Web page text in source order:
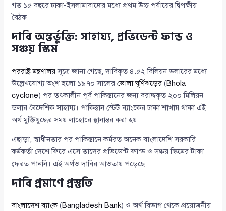
গত ১৫ বছরে ঢাকা-ইসলামাবাদের মধ্যে প্রথম উচ্চ পর্যায়ের দ্বিপক্ষীয়
বৈঠক।
দাবি অন্তর্ভুক্তি: সাহায্য, প্রভিডেন্ট ফান্ড ও
সঞ্চয় স্কিম
পররাষ্ট্র মন্ত্রণালয়সূত্রে জানা গেছে, দাবিকৃত ৪.৫২ বিলিয়ন ডলারের মধ্যে
উল্লেখযোগ্য অংশ হলো ১৯৭০ সালেরভোলা ঘূর্ণিঝড়ের (Bhola
cyclone) পর তৎকালীন পূর্ব পাকিস্তানের জন্য বরাদ্দকৃত ২০০ মিলিয়ন
ডলার বৈদেশিক সাহায্য। পাকিস্তান স্টেট ব্যাংকের ঢাকা শাখায় থাকা এই
অর্থ মুক্তিযুদ্ধের সময় লাহোরে স্থানান্তর করা হয়।
এছাড়া, স্বাধীনতার পর পাকিস্তানে কর্মরত অনেক বাংলাদেশি সরকারি
কর্মকর্তা দেশে ফিরে এসে তাদের প্রভিডেন্ট ফান্ড ও সঞ্চয় স্কিমের টাকা
ফেরত পাননি। এই অর্থও দাবির আওতায় পড়েছে।
দাবি প্রমাণে প্রস্তুতি
বাংলাদেশ ব্যাংক(Bangladesh Bank) ও অর্থ বিভাগ থেকে প্রয়োজনীয়